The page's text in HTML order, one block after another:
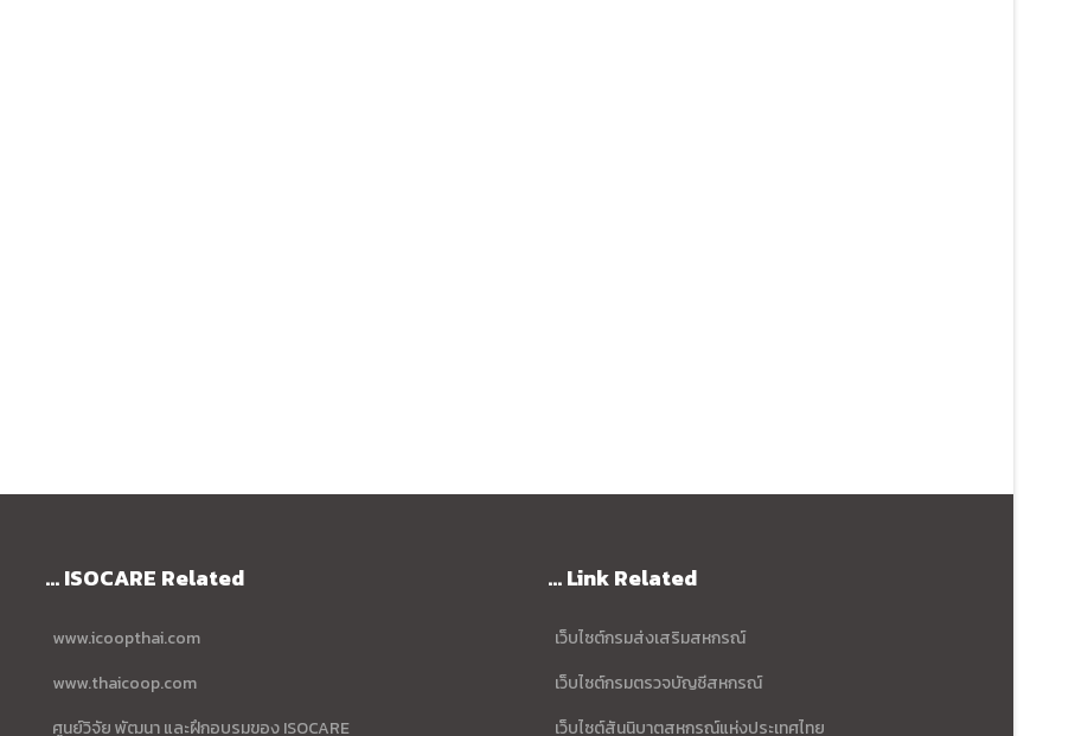
... ISOCARE Related
www.icoopthai.com
www.thaicoop.com
ศูนย์วิจัย พัฒนา และฝึกอบรมของ ISOCARE
... Link Related
เว็บไซต์กรมส่งเสริมสหกรณ์
เว็บไซต์กรมตรวจบัญชีสหกรณ์
เว็บไซต์สันนิบาตสหกรณ์แห่งประเทศไทย